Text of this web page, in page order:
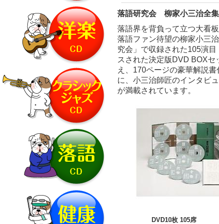
落語研究会 柳家小三治全集
落語界を背負って立つ大看
落語ファン待望の柳家小三
究会」で収録された105演
スされた決定版DVD BOX
え、170ページの豪華解説
に、小三治師匠のインタビ
が満載されています。
DVD10枚 105席